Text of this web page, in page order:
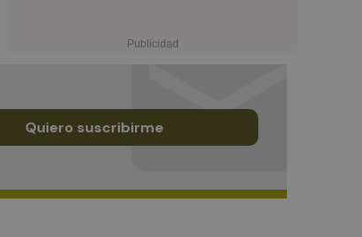
Quiero suscribirme